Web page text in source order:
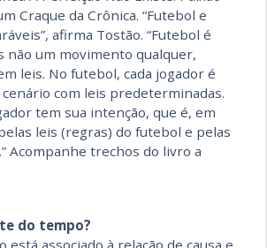
Craque da Crônica. “Futebol e
afirma Tostão. “Futebol é
não um movimento qualquer,
leis. No futebol, cada jogador é
com leis predeterminadas.
tem sua intenção, que é, em
leis (regras) do futebol e pelas
Acompanhe trechos do livro a
do tempo?